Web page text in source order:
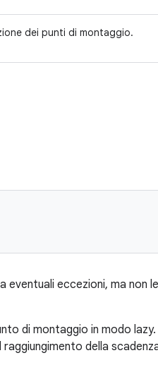
dei punti di montaggio.
eccezioni, ma non
di montaggio in modo
della